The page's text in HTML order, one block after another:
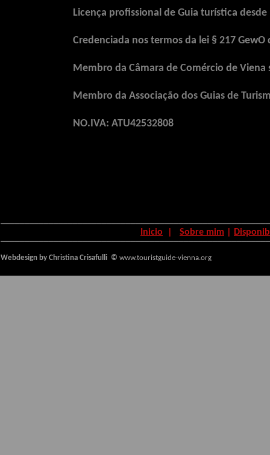
Licença profissional de Guia turística
Credenciada nos termos da lei § 217
Membro da Câmara de Comércio de Viena
Membro da Associação dos Guias de
NO.IVA: ATU42532808
Inicio
Sobre mim
Webdesign by Christina Crisafulli © www.touristguide-vienna.org